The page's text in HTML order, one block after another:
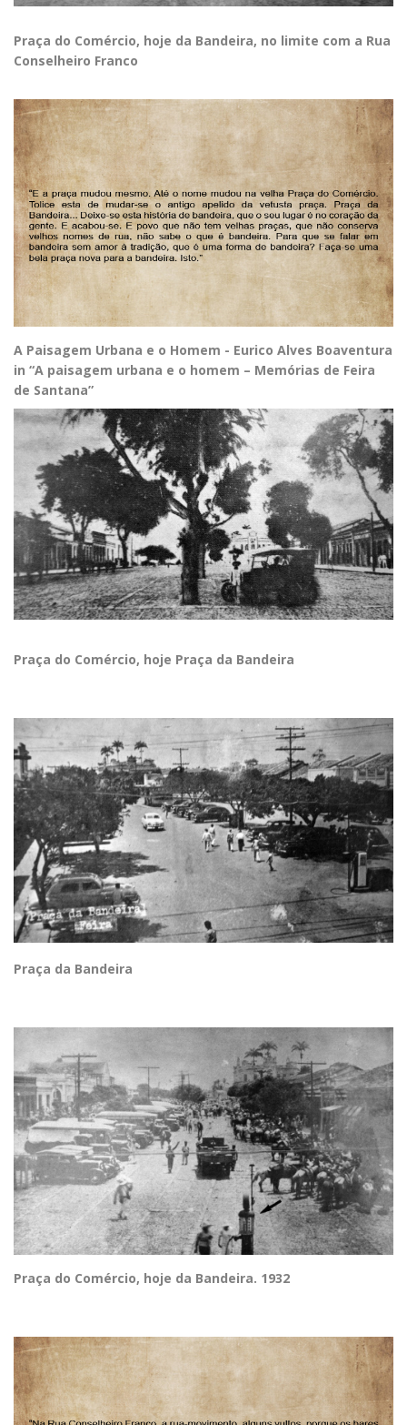
Praça do Comércio, hoje da Bandeira, no limite com a Rua
Conselheiro Franco
A Paisagem Urbana e o Homem - Eurico Alves Boaventura
in “A paisagem urbana e o homem – Memórias de Feira
de Santana”
Praça do Comércio, hoje Praça da Bandeira
Praça da Bandeira
Praça do Comércio, hoje da Bandeira. 1932